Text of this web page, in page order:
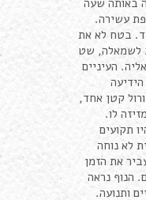
באותה שעה
עשירה.
בטח לא את
לשמאלה, שט
העיניים
קטן אחד,
לו.
תקועים
לא נוחה
את הזמן
הנוף נראה
ותנועה.